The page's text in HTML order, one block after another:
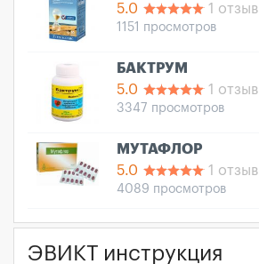
5.0
1 отзыв
1151 просмотров
БАКТРУМ
5.0
1 отзыв
3347 просмотров
МУТАФЛОР
5.0
1 отзыв
4089 просмотров
ЭВИКТ инструкция